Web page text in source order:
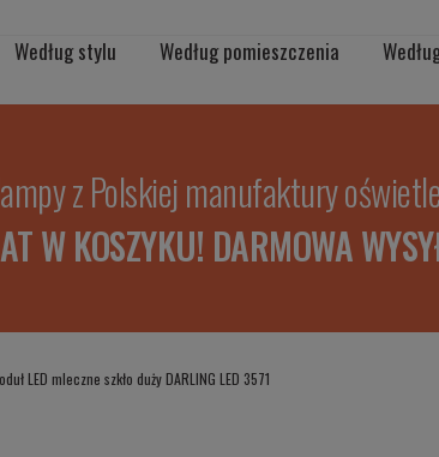
Według stylu Według pomieszczenia
z Polskiej manufaktury
W KOSZYKU! DARMOWA
LED mleczne szkło duży DARLING LED 3571